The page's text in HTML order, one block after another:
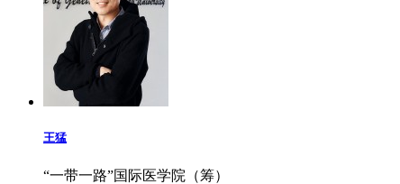
王猛
“一带一路”国际医学院（筹）